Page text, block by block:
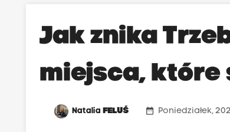
Jak znika
miejsca, które
NataliaFELUŚ date_range Poniedziałek,